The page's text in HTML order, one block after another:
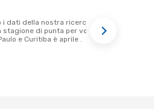
stagione di punta per volare
e Curitiba è aprile .